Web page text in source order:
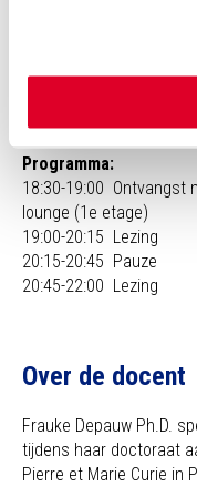
Programma:
18:30-19:00 Ontvangst
lounge (1e etage)
19:00-20:15 Lezing
20:15-20:45 Pauze
20:45-22:00 Lezing
Over de docent
Frauke Depauw Ph.D.
tijdens haar doctoraat
Pierre et Marie Curie in